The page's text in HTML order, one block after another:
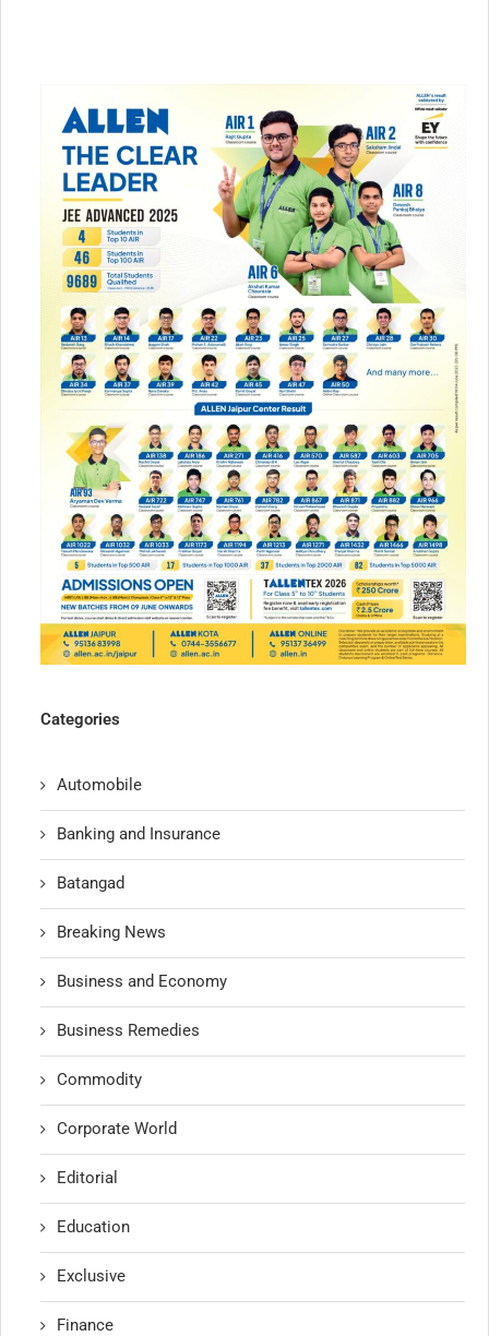
Categories
Automobile
Banking and Insurance
Batangad
Breaking News
Business and Economy
Business Remedies
Commodity
Corporate World
Editorial
Education
Exclusive
Finance